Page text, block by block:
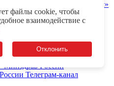
мирового уровня «Кузбасс»
VK -
КемГМУ
Минздрав России
Минздрав России
Телеграм-канал
файлы cookie, чтобы
взаимодействие с
Отклонить